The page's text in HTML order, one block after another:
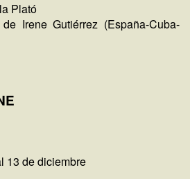
Plató
Irene Gutiérrez (España-Cuba-
13 de diciembre